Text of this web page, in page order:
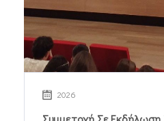
2026